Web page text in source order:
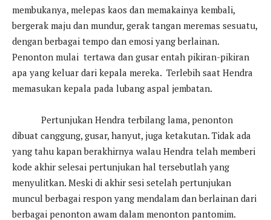
membukanya, melepas kaos dan memakainya kembali,
bergerak maju dan mundur, gerak tangan meremas sesuatu,
dengan berbagai tempo dan emosi yang berlainan.
Penonton mulai tertawa dan gusar entah pikiran-pikiran
apa yang keluar dari kepala mereka. Terlebih saat Hendra
memasukan kepala pada lubang aspal jembatan.
Pertunjukan Hendra terbilang lama, penonton
dibuat canggung, gusar, hanyut, juga ketakutan. Tidak ada
yang tahu kapan berakhirnya walau Hendra telah memberi
kode akhir selesai pertunjukan hal tersebutlah yang
menyulitkan. Meski di akhir sesi setelah pertunjukan
muncul berbagai respon yang mendalam dan berlainan dari
berbagai penonton awam dalam menonton pantomim.